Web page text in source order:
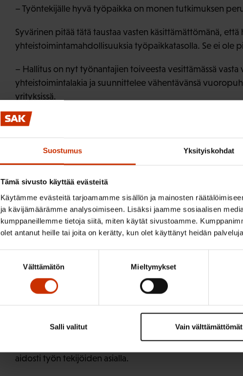
Suostumus Yksityiskohdat
Tämä sivusto käyttää evästeitä
Käytämme evästeitä tarjoamamme sisällön ja mainosten
ja kävijämäärämme analysoimiseen. Lisäksi jaamme sosiaalisen
kumppaneillemme tietoja siitä, miten käytät sivustoamme.
olet antanut heille tai joita on kerätty, kun olet käyttänyt heidän
Välttämätön Mieltymykset
Vain välttämättömät
Salli valitut
– Työntekijälle hyvä työpaikka on monen tutkimuksen
Syvärinen pitää tätä taustaa vasten käsittämättömänä, että
yhteistoimintamahdollisuuksia työpaikkatasolla. Se ei ole
– Hallitus on nyt työnantajien toiveesta vesittämässä
yhteistoimintalakia ja suunnittelee vähentävänsä
yrityksissä.
Syvärinen tähdensi, että työpaikoilla, joilla on luottamusta,
– Mutta jos työntekijää ei arvosteta, eikä mielipiteillä ole
Katso tallenteet kokouksesta Youtuben SAKtuubi-
Tiistai kello 10–17
Keskiviikko kello 9–12
Politiikka on tullut
jäädäkseen
Politiikka on tullut työmarkkinapöytiin jäädäkseen, Katja
Yhä enemmän asioita päätetään hallitusohjelman kautta
neuvottelun sijaan. Se pakottaa ammattiyhdistysliikettä
aidosti työn tekijöiden asialla.